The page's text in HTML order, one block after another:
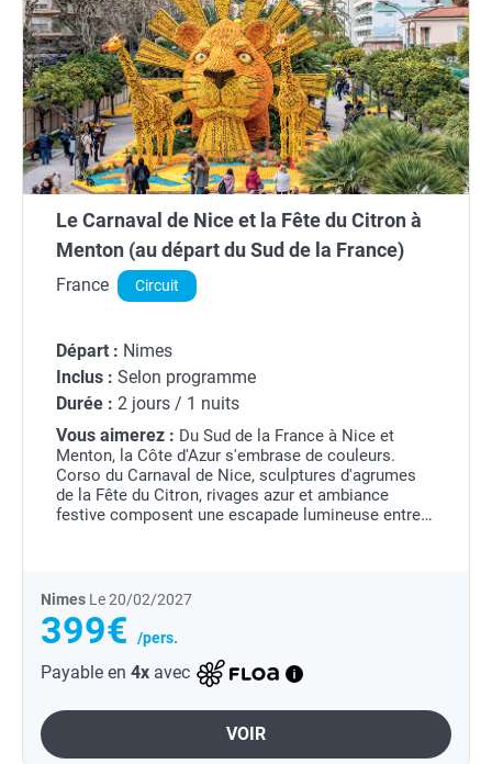
Le Carnaval de Nice et la Fête du Citron à
Menton (au départ du Sud de la France)
France Circuit
Départ : Nimes
Inclus : Selon programme
Durée : 2 jours / 1 nuits
Vous aimerez : Du Sud de la France à Nice et
Menton, la Côte d'Azur s'embrase de couleurs.
Corso du Carnaval de Nice, sculptures d'agrumes
de la Fête du Citron, rivages azur et ambiance
festive composent une escapade lumineuse entre
Nimes Le 20/02/2027
399€ /pers.
Payable en 4x avec
VOIR